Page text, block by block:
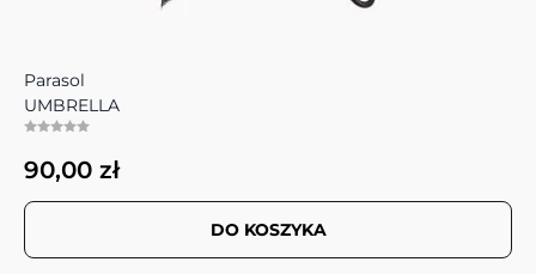
Parasol
UMBRELLA
90,00 zł
DO KOSZYKA